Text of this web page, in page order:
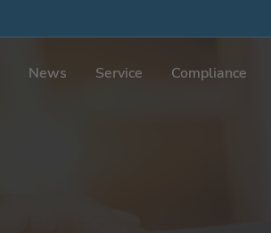
News Service Compliance